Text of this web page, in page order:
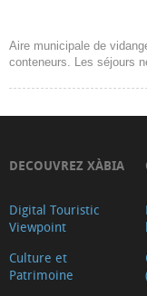
Aire municipale de
conteneurs. Les séjours
DECOUVREZ XÀBIA
Digital Touristic
Viewpoint
Culture et
Patrimoine